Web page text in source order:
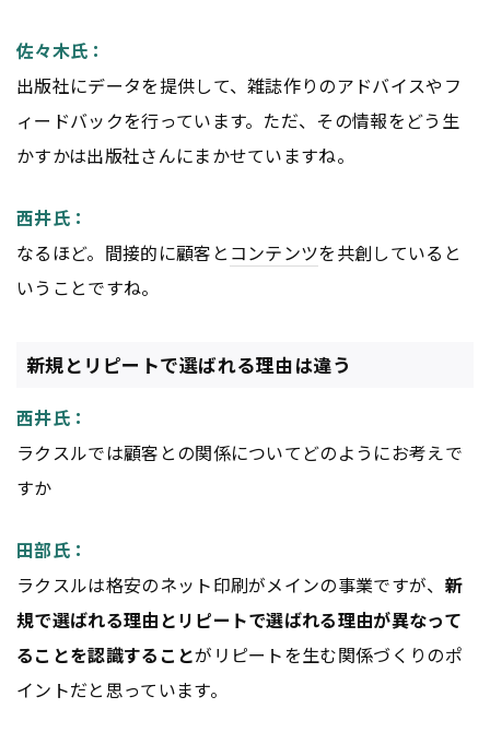
佐々木氏：
出版社にデータを提供して、雑誌作りのアドバイスやフ
ィードバックを行っています。ただ、その情報をどう生
かすかは出版社さんにまかせていますね。
西井氏：
なるほど。間接的に顧客と コンテンツを共創していると
いうことですね。
新規とリピートで選ばれる理由は違う
西井氏：
ラクスルでは顧客との関係についてどのようにお考えで
すか
田部氏：
ラクスルは格安のネット印刷がメインの事業ですが、 新
規で選ばれる理由とリピートで選ばれる理由が異なって
ることを認識することがリピートを生む関係づくりのポ
イントだと思っています。